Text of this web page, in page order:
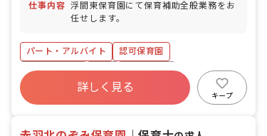
仕事内容 浮間東保育園にて保育補助全般業務をお
任せします。
パート・アルバイト
認可保育園
社会保険完備
有給
残業少なめ
社会福祉法人
未経験歓迎
新卒も歓迎
詳しく見る
キープ